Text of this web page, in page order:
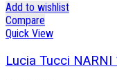
Add to wishlist
Compare
Quick View
Lucia Tucci